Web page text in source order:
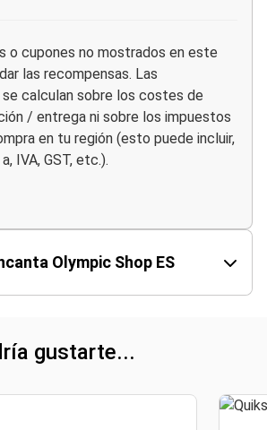
o cupones no mostrados en este
las recompensas. Las
calculan sobre los costes de
/ entrega ni sobre los impuestos
en tu región (esto puede incluir,
IVA, GST, etc.).
Olympic Shop ES
gustarte...